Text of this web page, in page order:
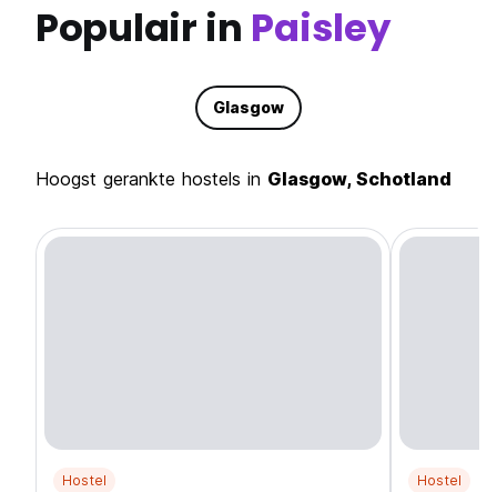
Populair in Paisley
Glasgow
Hoogst gerankte hostels in Glasgow, Schotland
Hostel Hostel